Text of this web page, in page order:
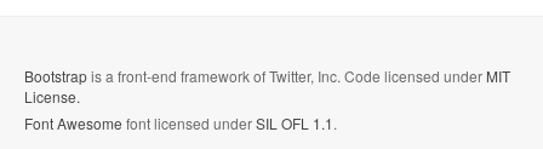
Bootstrapis a front-end framework of Twitter, Inc. Code licensed under MIT
License.
Font Awesome font licensed underSIL OFL 1.1.